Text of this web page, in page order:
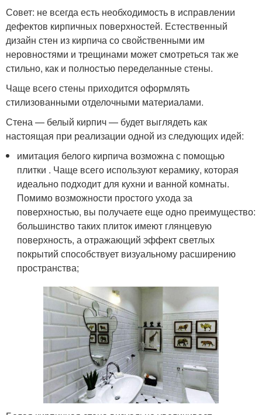
Совет: не всегда есть необходимость в исправлении
дефектов кирпичных поверхностей. Естественный
дизайн стен из кирпича со свойственными им
неровностями и трещинами может смотреться так же
стильно, как и полностью переделанные стены.
Чаще всего стены приходится оформлять
стилизованными отделочными материалами.
Стена — белый кирпич — будет выглядеть как
настоящая при реализации одной из следующих идей:
имитация белого кирпича возможна с помощью
плитки . Чаще всего используют керамику, которая
идеально подходит для кухни и ванной комнаты.
Помимо возможности простого ухода за
поверхностью, вы получаете еще одно преимущество:
большинство таких плиток имеют глянцевую
поверхность, а отражающий эффект светлых
покрытий способствует визуальному расширению
пространства;